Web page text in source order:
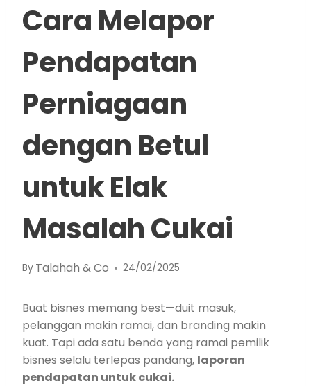
Cara Melapor
Pendapatan
Perniagaan
dengan Betul
untuk Elak
Masalah Cukai
By Talahah & Co 24/02/2025
Buat bisnes memang best—duit masuk,
pelanggan makin ramai, dan branding makin
kuat. Tapi ada satu benda yang ramai pemilik
bisnes selalu terlepas pandang, laporan
pendapatan untuk cukai.